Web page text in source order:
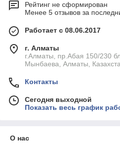
Рейтинг не сформирован
Менее 5 отзывов за
Работает с 08.06.2017
г. Алматы
г.Алматы, пр.Абая 150/230
Мынбаева, Алматы,
Контакты
Сегодня выходной
Показать весь график
О нас